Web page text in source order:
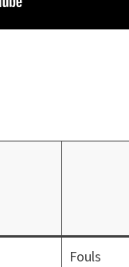
Fouls